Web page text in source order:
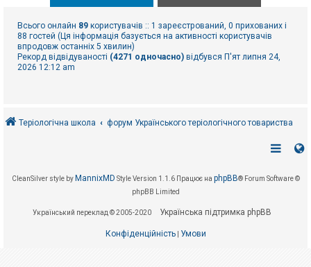
Всього онлайн 89 користувачів :: 1 зареєстрований, 0 прихованих і
88 гостей (Ця інформація базується на активності користувачів
впродовж останніх 5 хвилин)
Рекорд відвідуваності (4271 одночасно) відбувся П'ят липня 24,
2026 12:12 am
Теріологічна школа форум Українського теріологічного товариства
CleanSilver style by MannixMD Style Version 1.1.6 Працює на phpBB® Forum Software ©
phpBB Limited
Український переклад © 2005-2020 Українська підтримка phpBB
Конфіденційність| Умови